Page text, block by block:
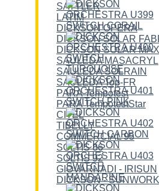
SATTLER
LATIM
DICKSON OPERA
DICKSON SOLAR
DICKSON SOLAR
SAULEDA MASACRYL
SAULEDA SOLRAIN
SAULEDA Top-FR
PARA Tempotest
PARA TempotestStar
CITEL
TIBELLY
COMMERCIAL 95
SOLTIS 86
SOLTIS 92
GIOVARNADI - IRISUN
DICKSON -